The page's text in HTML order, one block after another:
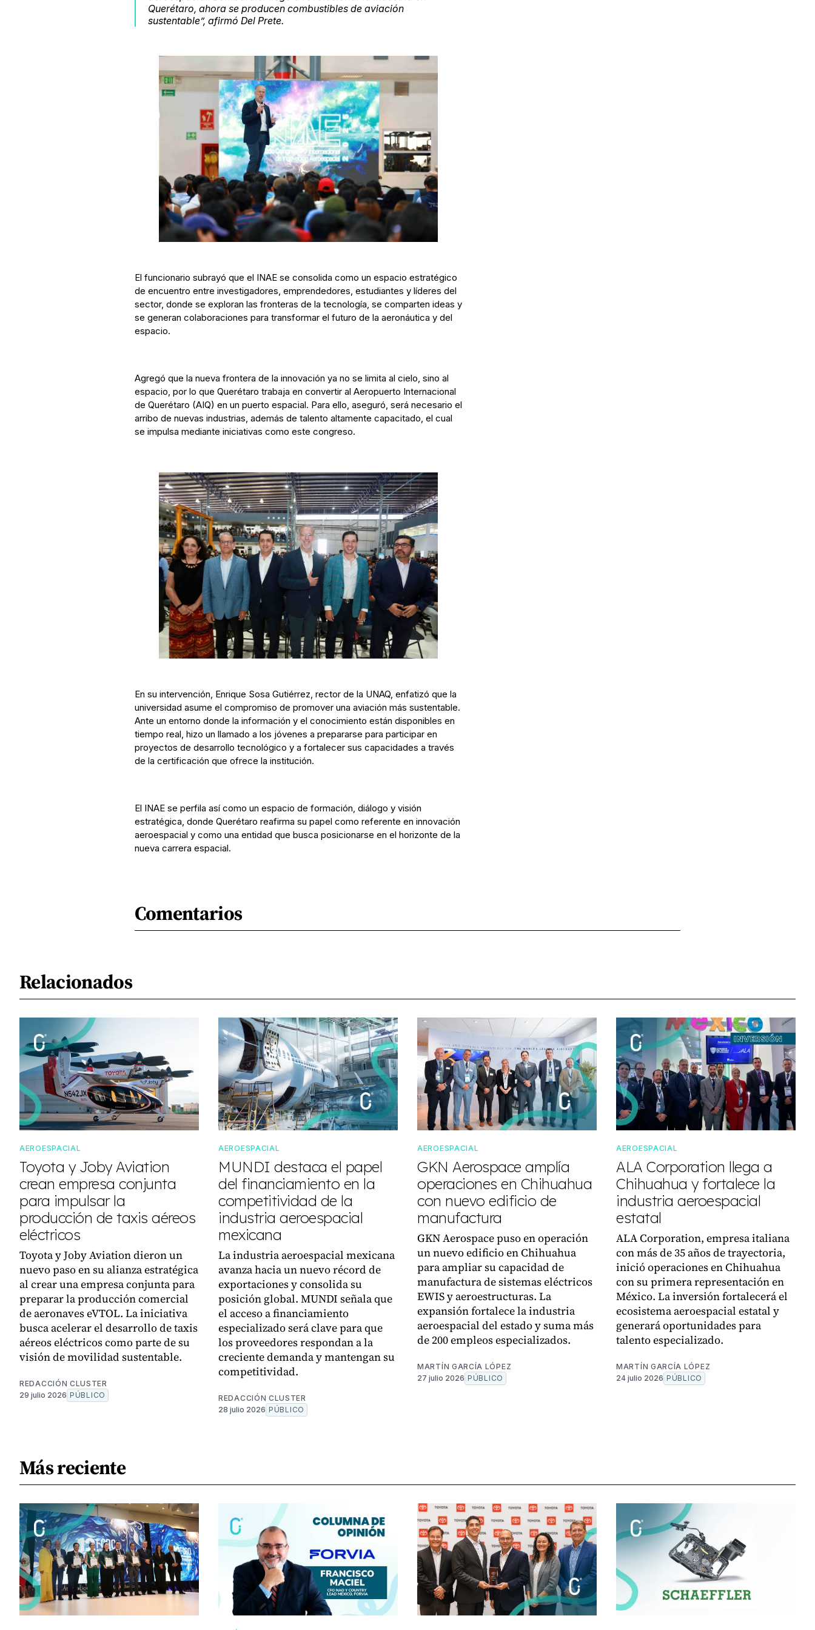
Querétaro, ahora se producen combustibles de aviación
sustentable”, afirmó Del Prete.
El funcionario subrayó que el INAE se consolida como un espacio estratégico
de encuentro entre investigadores, emprendedores, estudiantes y líderes del
sector, donde se exploran las fronteras de la tecnología, se comparten ideas y
se generan colaboraciones para transformar el futuro de la aeronáutica y del
espacio.
Agregó que la nueva frontera de la innovación ya no se limita al cielo, sino al
espacio, por lo que Querétaro trabaja en convertir al Aeropuerto Internacional
de Querétaro (AIQ) en un puerto espacial. Para ello, aseguró, será necesario el
arribo de nuevas industrias, además de talento altamente capacitado, el cual
se impulsa mediante iniciativas como este congreso.
En su intervención, Enrique Sosa Gutiérrez, rector de la UNAQ, enfatizó que la
universidad asume el compromiso de promover una aviación más sustentable.
Ante un entorno donde la información y el conocimiento están disponibles en
tiempo real, hizo un llamado a los jóvenes a prepararse para participar en
proyectos de desarrollo tecnológico y a fortalecer sus capacidades a través
de la certificación que ofrece la institución.
El INAE se perfila así como un espacio de formación, diálogo y visión
estratégica, donde Querétaro reafirma su papel como referente en innovación
aeroespacial y como una entidad que busca posicionarse en el horizonte de la
nueva carrera espacial.
Comentarios
Relacionados
AEROESPACIAL
Toyota y Joby Aviation
crean empresa conjunta
para impulsar la
producción de taxis aéreos
eléctricos
Toyota y Joby Aviation dieron un
nuevo paso en su alianza estratégica
al crear una empresa conjunta para
preparar la producción comercial
de aeronaves eVTOL. La iniciativa
busca acelerar el desarrollo de taxis
aéreos eléctricos como parte de su
visión de movilidad sustentable.
REDACCIÓN CLUSTER
29 julio 2026 PÚBLICO
AEROESPACIAL
MUNDI destaca el papel
del financiamiento en la
competitividad de la
industria aeroespacial
mexicana
La industria aeroespacial mexicana
avanza hacia un nuevo récord de
exportaciones y consolida su
posición global. MUNDI señala que
el acceso a financiamiento
especializado será clave para que
los proveedores respondan a la
creciente demanda y mantengan su
competitividad.
REDACCIÓN CLUSTER
28 julio 2026 PÚBLICO
AEROESPACIAL
GKN Aerospace amplía
operaciones en Chihuahua
con nuevo edificio de
manufactura
GKN Aerospace puso en operación
un nuevo edificio en Chihuahua
para ampliar su capacidad de
manufactura de sistemas eléctricos
EWIS y aeroestructuras. La
expansión fortalece la industria
aeroespacial del estado y suma más
de 200 empleos especializados.
MARTÍN GARCÍA LÓPEZ
27 julio 2026 PÚBLICO
AEROESPACIAL
ALA Corporation llega a
Chihuahua y fortalece la
industria aeroespacial
estatal
ALA Corporation, empresa italiana
con más de 35 años de trayectoria,
inició operaciones en Chihuahua
con su primera representación en
México. La inversión fortalecerá el
ecosistema aeroespacial estatal y
generará oportunidades para
talento especializado.
MARTÍN GARCÍA LÓPEZ
24 julio 2026 PÚBLICO
Más reciente